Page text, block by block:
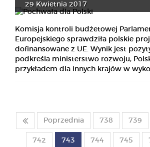
29 Kwietnia 2017
Komisja kontroli budżetowej
Europejskiego sprawdziła polskie
dofinansowane z UE. Wynik jest
podkreśla ministerstwo rozwoju,
przykładem dla innych krajów w
Poprzednia 738 739
742 743 744 745